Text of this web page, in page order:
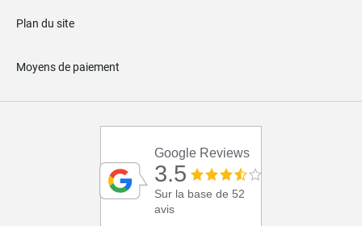
Plan du site
Moyens de paiement
Google Reviews
3.5
Sur la base de 52
avis